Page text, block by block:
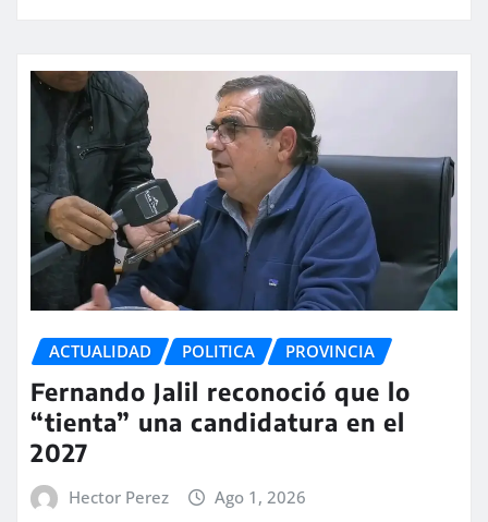
ACTUALIDAD POLITICA PROVINCIA
Fernando Jalil reconoció que lo
“tienta” una candidatura en el
2027
Hector Perez Ago 1, 2026